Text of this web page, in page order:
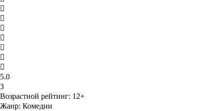
5.0
3
Возрастной рейтинг: 12+
Жанр: Комедии